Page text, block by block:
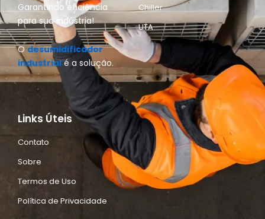
Garantindo eficiência
para sua indústria!
Odesumidificador
industrialé a solução.
Chiller
UTA
Links Úteis
Contato
Sobre
Termos de Uso
Política de Privacidade